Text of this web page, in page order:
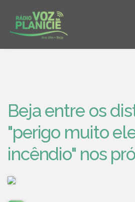
Beja entre os
"perigo muito
incêndio" nos